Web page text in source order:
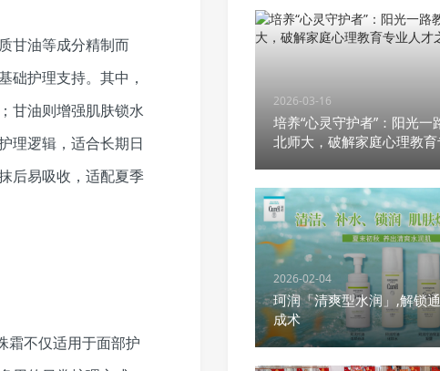
甘油等成分精制而
础护理支持。其中，
甘油则增强肌肤锁水
理逻辑，适合长期日
后易吸收，适配夏季
霜不仅适用于面部护
2026-03-16
培养“心灵守护者”：阳光一
北师大，破解家庭心理教育
2026-02-04
珂润「清爽型水润」,解锁
成术